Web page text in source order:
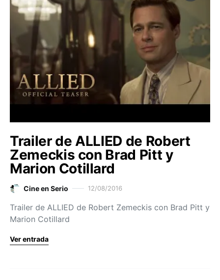
Trailer de ALLIED de Robert
Zemeckis con Brad Pitt y
Marion Cotillard
Cine en Serio 12/08/2016
Trailer de ALLIED de Robert Zemeckis con Brad Pitt y
Marion Cotillard
Ver entrada